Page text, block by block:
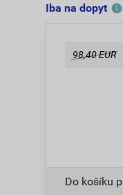
Iba na dopyt
98,40 EUR
Do košíku